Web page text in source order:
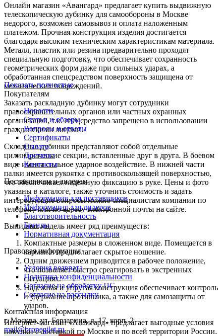
Онлайн магазин «Авангард» предлагает купить выдвижную
телескопическую дубинку для самообороны в Москве
недорого, возможен самовывоз и оплата наложенным
платежом. Прочная конструкция изделия достигается
благодаря высоким техническим характеристикам материала.
Металл, пластик или резина предварительно проходят
специальную подготовку, что обеспечивает сохранность
геометрических форм даже при сильных ударах, а
обработанная спецсредством поверхность защищена от
механических повреждений.
Заказать раскладную дубинку могут сотрудники
правоохранительных органов или частных охранных
организаций, т.к. спецсредство запрещено в использовании
гражданскими лицами.
Складные дубинки представляют собой отдельные
цилиндрические секции, вставленные друг в друга. В боевом
виде имеют сильное ударное воздействие. В нижней части
палки имеется рукоятка с противоскользящей поверхностью,
что обеспечивает надежную фиксацию в руке. Цены и фото
указаны в каталоге, также уточнить стоимость и задать
интересующие вопросы можно специалистам компании по
телефону или по адресу электронной почты на сайте.
Выкидная модель имеет ряд преимуществ:
Компактные размеры в сложенном виде. Помещается в
карман и предполагает скрытое ношение.
Одним движением приводится в рабочее положение,
что позволяет быстро среагировать в экстренных
ситуациях.
Надежная и упругая конструкция обеспечивает контроль
и удержание противника, а также для самозащиты от
ударов.
Интернет-магазин «Авангард» предлагает выгодные условия
покупки с доставкой по Москве и по всей территории России.
Показать полностью
Покупателям
Новости
Статьи и обзоры
Вопросы и ответы
Сертификаты
Оплата
Доставка
Контакты
Поставщикам и дилерам
Информация для поставщиков
Информация для дилеров
Благотворительность
Бренды
Нормативная документация
Правовая информация
Условия возврата
Политика конфиденциальности
Согласие на обработку ПС
Согласие на рассылку
Контактная информация
г. Москва, ул. Берзарина, д. 17, корп. 2
mail@bronegilet.ru